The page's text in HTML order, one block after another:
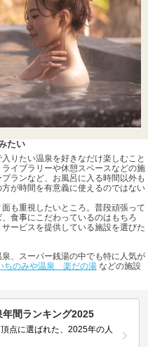
たい
りたい温泉を好きなだけ楽しむこと
イブラリーや休憩スペースなどの施
ランなど、お風呂に入る時間以外も
が時間を有意義に使えるのではない
も重視したいところ。普段頑張って
食事にこだわっているのはもちろ
ービスを提供している施設を選びた
、スーパー銭湯の中でも特に人気が
ちのみや温泉 楽だの湯 などの施設
間ランキング2025
点に選ばれた、2025年の人